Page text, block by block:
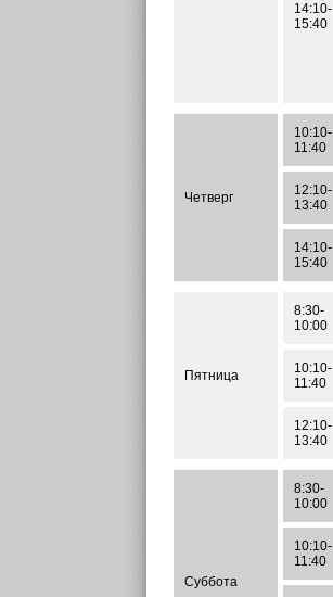
14:10-
15:40
Четверг
10:10-
11:40
12:10-
13:40
14:10-
15:40
Пятница
8:30-
10:00
10:10-
11:40
12:10-
13:40
Суббота
8:30-
10:00
10:10-
11:40